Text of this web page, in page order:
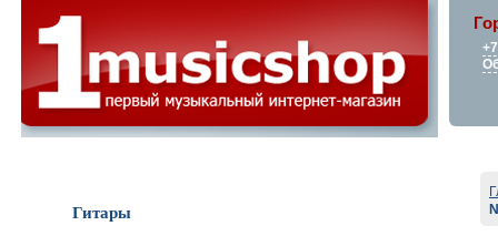
Гитары